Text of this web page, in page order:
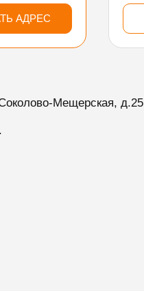
АДРЕС
Мещерская, д.25